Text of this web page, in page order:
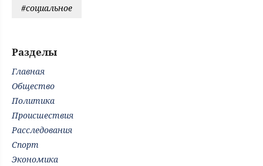
#социальное
Разделы
Главная
Общество
Политика
Происшествия
Расследования
Спорт
Экономика